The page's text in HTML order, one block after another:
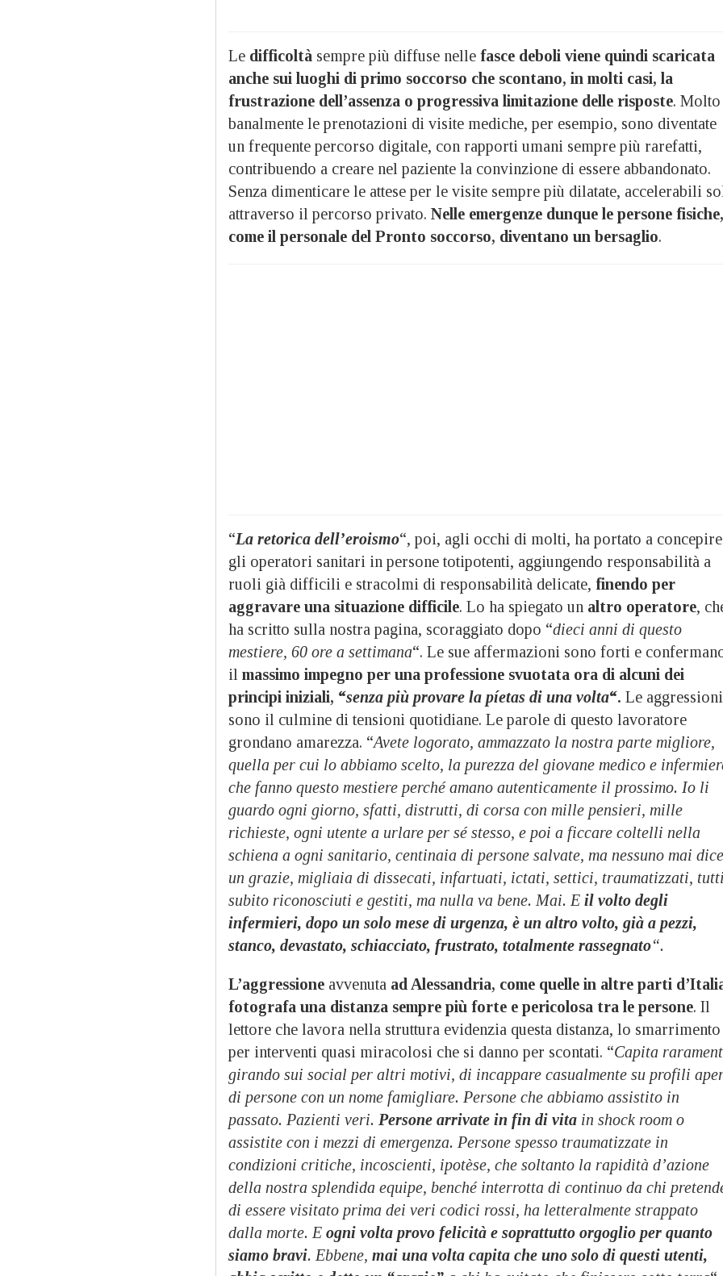
Le difficoltà sempre più diffuse nelle fasce deboli viene quindi scaricata
anche sui luoghi di primo soccorso che scontano, in molti casi, la
frustrazione dell’assenza o progressiva limitazione delle risposte. Molto
banalmente le prenotazioni di visite mediche, per esempio, sono diventate
un frequente percorso digitale, con rapporti umani sempre più rarefatti,
contribuendo a creare nel paziente la convinzione di essere abbandonato.
Senza dimenticare le attese per le visite sempre più dilatate, accelerabili
attraverso il percorso privato. Nelle emergenze dunque le persone fisiche,
come il personale del Pronto soccorso, diventano un bersaglio.
“La retorica dell’eroismo“, poi, agli occhi di molti, ha portato a concepire
gli operatori sanitari in persone totipotenti, aggiungendo responsabilità a
ruoli già difficili e stracolmi di responsabilità delicate, finendo per
aggravare una situazione difficile. Lo ha spiegato un altro operatore,
ha scritto sulla nostra pagina, scoraggiato dopo “dieci anni di questo
mestiere, 60 ore a settimana“. Le sue affermazioni sono forti e
il massimo impegno per una professione svuotata ora di alcuni dei
principi iniziali, “senza più provare la píetas di una volta“. Le aggressioni
sono il culmine di tensioni quotidiane. Le parole di questo lavoratore
grondano amarezza. “Avete logorato, ammazzato la nostra parte migliore,
quella per cui lo abbiamo scelto, la purezza del giovane medico e
che fanno questo mestiere perché amano autenticamente il prossimo. Io li
guardo ogni giorno, sfatti, distrutti, di corsa con mille pensieri, mille
richieste, ogni utente a urlare per sé stesso, e poi a ficcare coltelli nella
schiena a ogni sanitario, centinaia di persone salvate, ma nessuno mai dice
un grazie, migliaia di dissecati, infartuati, ictati, settici, traumatizzati,
subito riconosciuti e gestiti, ma nulla va bene. Mai. E il volto degli
infermieri, dopo un solo mese di urgenza, è un altro volto, già a pezzi,
stanco, devastato, schiacciato, frustrato, totalmente rassegnato“.
L’aggressione avvenuta ad Alessandria, come quelle in altre parti
fotografa una distanza sempre più forte e pericolosa tra le persone. Il
lettore che lavora nella struttura evidenzia questa distanza, lo smarrimento
per interventi quasi miracolosi che si danno per scontati. “Capita
girando sui social per altri motivi, di incappare casualmente su profili
di persone con un nome famigliare. Persone che abbiamo assistito in
passato. Pazienti veri. Persone arrivate in fin di vita in shock room o
assistite con i mezzi di emergenza. Persone spesso traumatizzate in
condizioni critiche, incoscienti, ipotèse, che soltanto la rapidità d’azione
della nostra splendida equipe, benché interrotta di continuo da chi
di essere visitato prima dei veri codici rossi, ha letteralmente strappato
dalla morte. E ogni volta provo felicità e soprattutto orgoglio per quanto
siamo bravi. Ebbene, mai una volta capita che uno solo di questi utenti,